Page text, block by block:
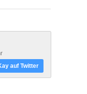
auf Twitter